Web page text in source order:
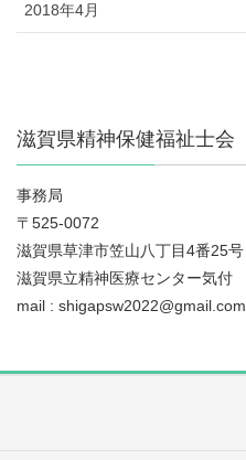
2018年4月
滋賀県精神保健福祉士会
事務局
〒525-0072
滋賀県草津市笠山八丁目4番25号
滋賀県立精神医療センター気付
mail : shigapsw2022@gmail.com